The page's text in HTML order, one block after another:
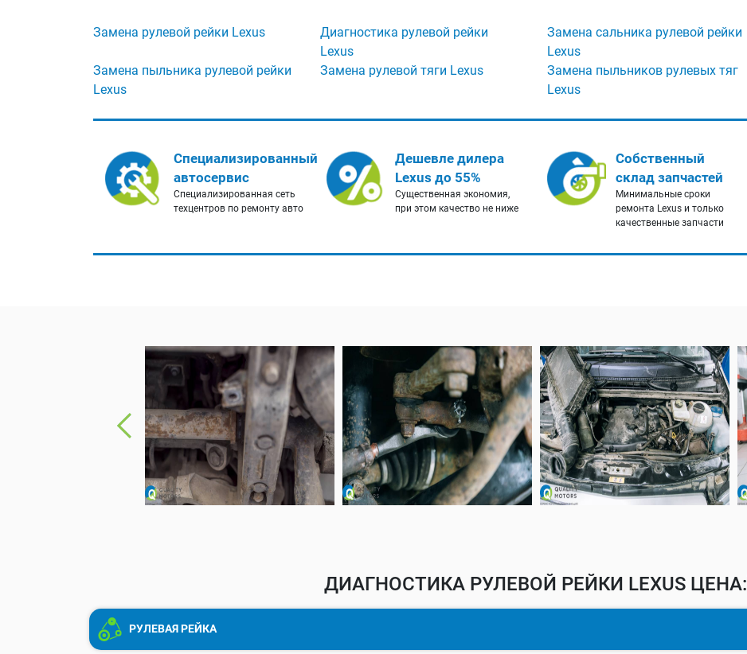
Замена рулевой рейки Lexus
Диагностика рулевой рейки
Lexus
Замена сальника рулевой рейки
Lexus
Замена пыльника рулевой рейки
Lexus
Замена рулевой тяги Lexus
Замена пыльников рулевых тяг
Lexus
Специализированный
автосервис
Специализированная сеть
техцентров по ремонту авто
Дешевле дилера
Lexus до 55%
Существенная экономия,
при этом качество не ниже
Собственный
склад запчастей
Минимальные сроки
ремонта Lexus и только
качественные запчасти
ДИАГНОСТИКА РУЛЕВОЙ РЕЙКИ LEXUS ЦЕНА:
РУЛЕВАЯ РЕЙКА